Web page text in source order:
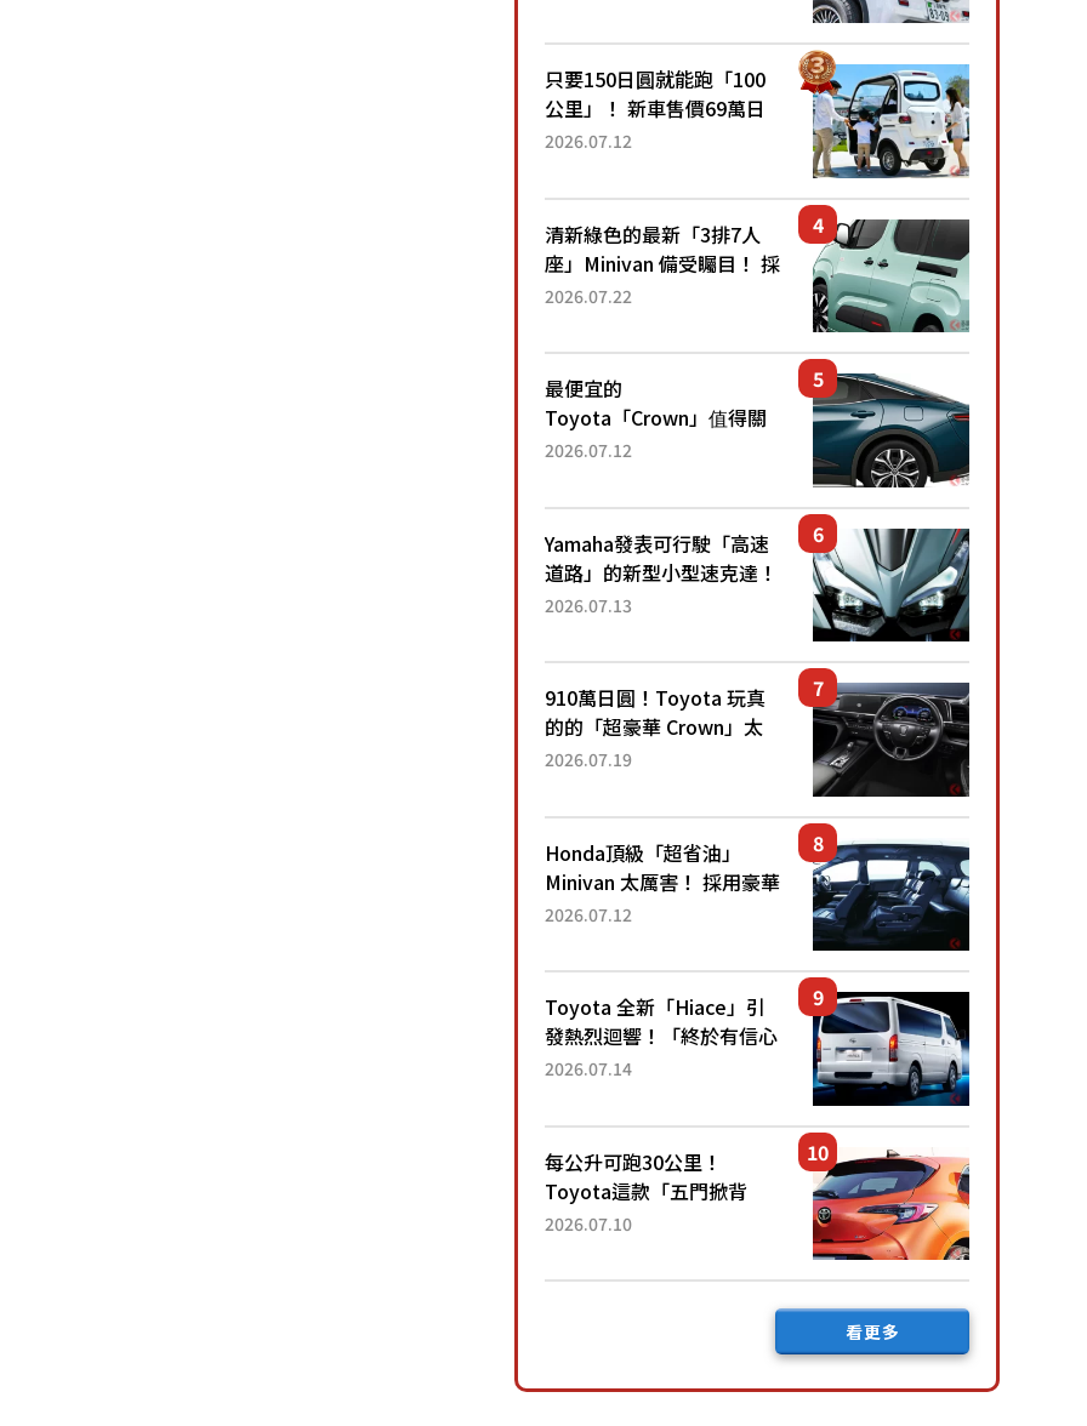
日圓就能跑100公里」「小
朋友坐得...
只要150日圓就能跑「100
公里」！ 新車售價69萬日
圓的「3人座」Trike大受歡
為何能迅速熱賣？
2026.07.12
清新綠色的最新「3排7人
座」Minivan 備受矚目！ 採
用全長4.7公尺剛剛好的車
還推出467萬元日圓起的5
人座版...
2026.07.22
最便宜的
Toyota「Crown」值得關
注！ 搭載4WD、每公升
眼！ 配備豐富、超越售價
水準，堪稱高CP值代表的
「...
2026.07.12
Yamaha發表可行駛「高速
道路」的新型小型速克達！
搭載能享受超強勁「渦輪
高階「Super Sport」車款
相同的...
2026.07.13
910萬日圓！Toyota 玩真
的的「超豪華 Crown」太
厲害了！採用由「匠人技
運動化「底盤設定」！還配
備專屬豪華...
2026.07.19
Honda頂級「超省油」
Minivan 太厲害！ 採用豪華
「真皮座椅」與專屬「黑色
公里，兼具優異節能表現與
舒適「三...
2026.07.12
Toyota 全新「Hiace」引
發熱烈迴響！「終於有信心
下訂了！」「哪個等級交車
後竟然還要等「超過半年」
才能交車？...
2026.07.14
每公升可跑30公里！
Toyota這款「五門掀背
車」真的很厲害！ 擁有全
尺寸」，配備全面升級！
2026.07.10
看更多